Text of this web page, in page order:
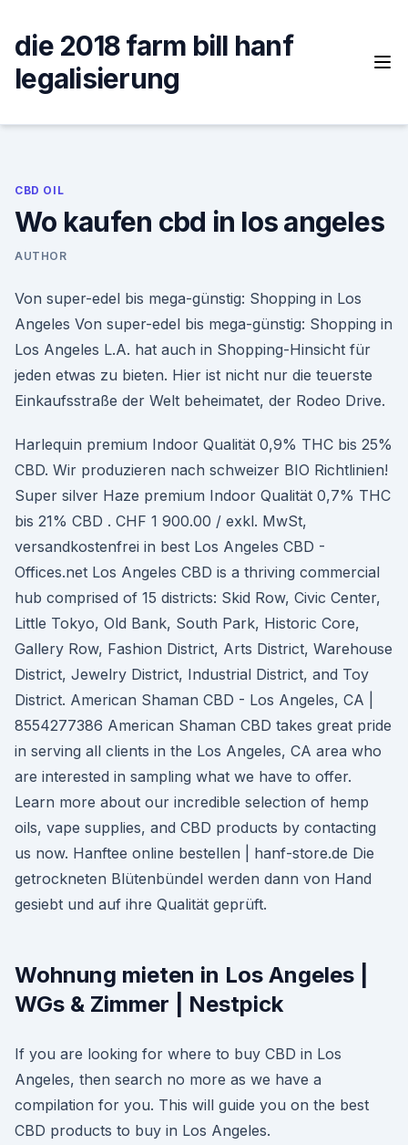
content
die 2018 farm bill hanf
legalisierung
CBD OIL
Wo kaufen cbd in los angeles
AUTHOR
Von super-edel bis mega-günstig: Shopping in Los
Angeles Von super-edel bis mega-günstig: Shopping in
Los Angeles L.A. hat auch in Shopping-Hinsicht für
jeden etwas zu bieten. Hier ist nicht nur die teuerste
Einkaufsstraße der Welt beheimatet, der Rodeo Drive.
Harlequin premium Indoor Qualität 0,9% THC bis 25%
CBD. Wir produzieren nach schweizer BIO Richtlinien!
Super silver Haze premium Indoor Qualität 0,7% THC
bis 21% CBD . CHF 1 900.00 / exkl. MwSt,
versandkostenfrei in best Los Angeles CBD -
Offices.net Los Angeles CBD is a thriving commercial
hub comprised of 15 districts: Skid Row, Civic Center,
Little Tokyo, Old Bank, South Park, Historic Core,
Gallery Row, Fashion District, Arts District, Warehouse
District, Jewelry District, Industrial District, and Toy
District. American Shaman CBD - Los Angeles, CA |
8554277386 American Shaman CBD takes great pride
in serving all clients in the Los Angeles, CA area who
are interested in sampling what we have to offer.
Learn more about our incredible selection of hemp
oils, vape supplies, and CBD products by contacting
us now. Hanftee online bestellen | hanf-store.de Die
getrockneten Blütenbündel werden dann von Hand
gesiebt und auf ihre Qualität geprüft.
Wohnung mieten in Los Angeles |
WGs & Zimmer | Nestpick
If you are looking for where to buy CBD in Los
Angeles, then search no more as we have a
compilation for you. This will guide you on the best
CBD products to buy in Los Angeles.